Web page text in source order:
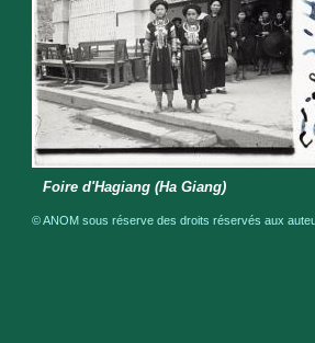
Foire d'Hagiang (Ha Giang)
© ANOM sous réserve des droits réservés aux